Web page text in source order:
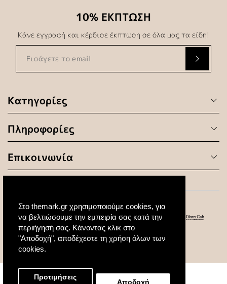
Στο themark.gr χρησιμοποιούμε cookies, για
να βελτιώσουμε την εμπειρία σας κατά την
περιήγησή σας. Κάνοντας κλικ στο
"Αποδοχή", αποδέχεστε τη χρήση όλων των
cookies.
Προτιμήσεις
Αποδοχή
Κατηγορίες
Πληροφορίες
Επικοινωνία
10% ΕΚΠΤΩΣΗ
Κάνε εγγραφή και κέρδισε έκπτωση σε όλα μας τα είδη!
© 2020 All Rights Reserved. Created by